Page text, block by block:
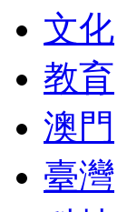
文化
教育
澳門
臺灣